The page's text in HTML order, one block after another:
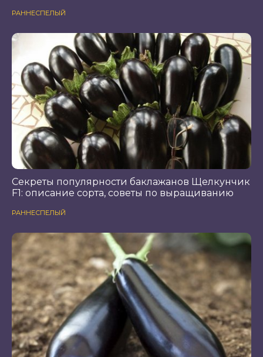
РАННЕСПЕЛЫЙ
Секреты популярности баклажанов Щелкунчик
F1: описание сорта, советы по выращиванию
РАННЕСПЕЛЫЙ